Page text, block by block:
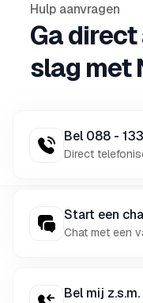
Hulp aanvragen
Ga direct
slag met
Bel 088 -
Direct
Start een
Chat met een
Bel mij